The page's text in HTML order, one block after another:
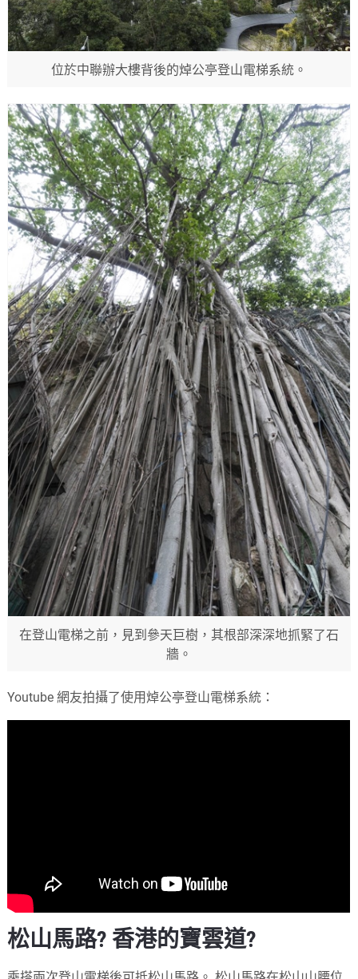
位於中聯辦大樓背後的焯公亭登山電梯系統。
在登山電梯之前，見到參天巨樹，其根部深深地抓緊了石
牆。
Youtube 網友拍攝了使用焯公亭登山電梯系統：
松山馬路? 香港的寶雲道?